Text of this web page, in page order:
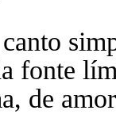
fonte
de